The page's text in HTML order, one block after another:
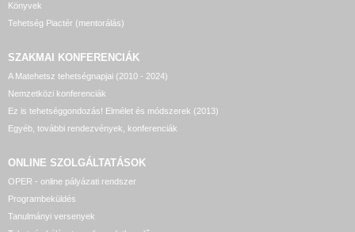
Könyvek
Tehetség Piactér (mentorálás)
SZAKMAI KONFERENCIÁK
A Matehetsz tehetségnapjai (2010 - 2024)
Nemzetközi konferenciák
Ez is tehetséggondozás! Elmélet és módszerek (2013)
Egyéb, további rendezvények, konferenciák
ONLINE SZOLGÁLTATÁSOK
OPER - online pályázati rendszer
Programbeküldés
Tanulmányi versenyek